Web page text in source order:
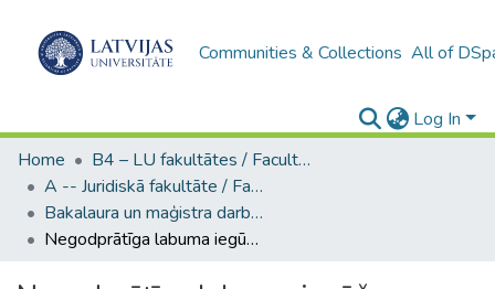
Communities & Collections All of
Log In
Home
B4 – LU fakultātes / Faculties of the UL
A -- Juridiskā fakultāte / Faculty of Law
Bakalaura un maģistra darbi (JF) / Bachelor's and Master's theses
Negodprātīga labuma iegūšana no citām personām piederošām preču zīmēm